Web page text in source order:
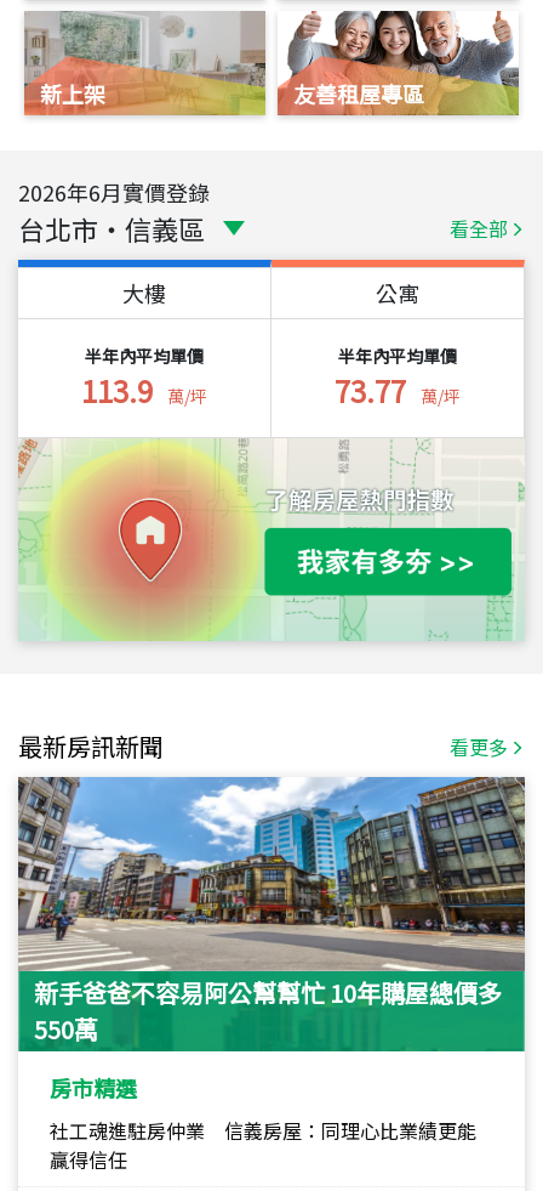
新上架 友善租屋專區
2026年6月實價登錄
台北市 ・ 信義區 看全部
大樓
半年內平均單價
113.9 萬/坪
公寓
半年內平均單價
73.77 萬/坪
最新房訊新聞 看更多
新手爸爸不容易阿公幫幫忙 10年購屋總價多
550萬
房市精選
社工魂進駐房仲業 信義房屋：同理心比業績更能
贏得信任